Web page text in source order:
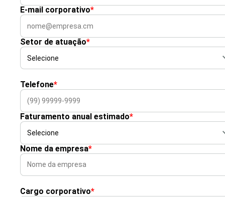
E-mail corporativo*
Setor de atuação*
Telefone*
Faturamento anual estimado*
Nome da empresa*
Cargo corporativo*